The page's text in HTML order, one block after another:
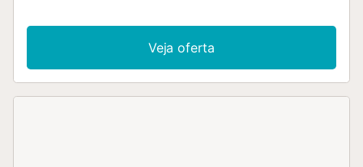
Veja oferta